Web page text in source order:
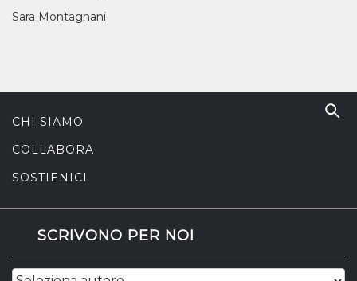
Sara Montagnani
CHI SIAMO
COLLABORA
SOSTIENICI
SCRIVONO PER NOI